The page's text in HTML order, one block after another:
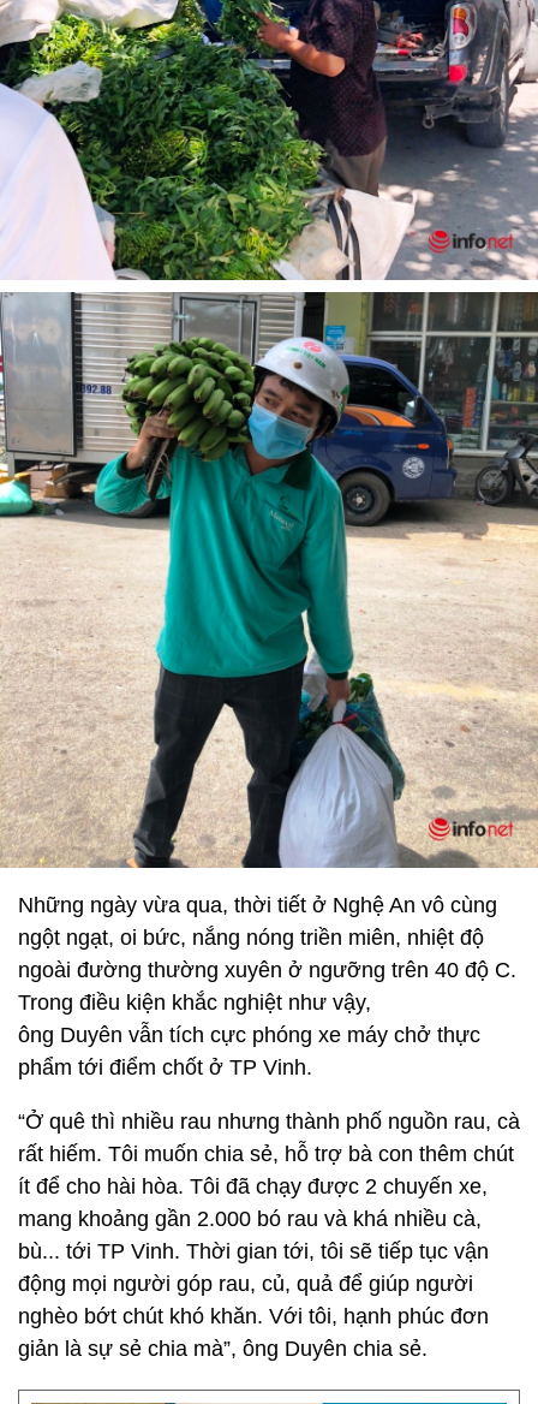
Những ngày vừa qua, thời tiết ở Nghệ An vô cùng
ngột ngạt, oi bức, nắng nóng triền miên, nhiệt độ
ngoài đường thường xuyên ở ngưỡng trên 40 độ C.
Trong điều kiện khắc nghiệt như vậy,
ông Duyên vẫn tích cực phóng xe máy chở thực
phẩm tới điểm chốt ở TP Vinh.
“Ở quê thì nhiều rau nhưng thành phố nguồn rau, cà
rất hiếm. Tôi muốn chia sẻ, hỗ trợ bà con thêm chút
ít để cho hài hòa. Tôi đã chạy được 2 chuyến xe,
mang khoảng gần 2.000 bó rau và khá nhiều cà,
bù... tới TP Vinh. Thời gian tới, tôi sẽ tiếp tục vận
động mọi người góp rau, củ, quả để giúp người
nghèo bớt chút khó khăn. Với tôi, hạnh phúc đơn
giản là sự sẻ chia mà”, ông Duyên chia sẻ.